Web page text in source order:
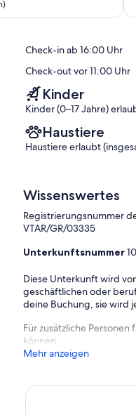
Check-in ab 16:00 Uhr
Check-out vor 11:00 Uhr
Kinder
Kinder (0–17 Jahre)
Haustiere
Haustiere erlaubt
Wissenswertes
Registrierungsnummer
VTAR/GR/03335
Unterkunftsnummer
Diese Unterkunft wird
geschäftlichen oder
deine Buchung, sie wird
Für zusätzliche
können.
Mehr anzeigen